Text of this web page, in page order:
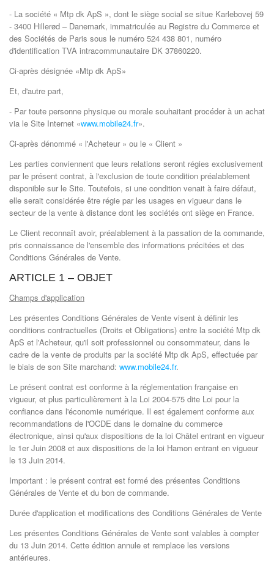
- La société « Mtp dk ApS », dont le siège social se situe Karlebovej 59
- 3400 Hillerød – Danemark, immatriculée au Registre du Commerce et
des Sociétés de Paris sous le numéro 524 438 801, numéro
d'identification TVA intracommunautaire DK 37860220.
Ci-après désignée «Mtp dk ApS»
Et, d'autre part,
- Par toute personne physique ou morale souhaitant procéder à un achat
via le Site Internet «www.mobile24.fr».
Ci-après dénommé « l'Acheteur » ou le « Client »
Les parties conviennent que leurs relations seront régies exclusivement
par le présent contrat, à l'exclusion de toute condition préalablement
disponible sur le Site. Toutefois, si une condition venait à faire défaut,
elle serait considérée être régie par les usages en vigueur dans le
secteur de la vente à distance dont les sociétés ont siège en France.
Le Client reconnaît avoir, préalablement à la passation de la commande,
pris connaissance de l'ensemble des informations précitées et des
Conditions Générales de Vente.
ARTICLE 1 – OBJET
Champs d'application
Les présentes Conditions Générales de Vente visent à définir les
conditions contractuelles (Droits et Obligations) entre la société Mtp dk
ApS et l'Acheteur, qu'il soit professionnel ou consommateur, dans le
cadre de la vente de produits par la société Mtp dk ApS, effectuée par
le biais de son Site marchand: www.mobile24.fr.
Le présent contrat est conforme à la réglementation française en
vigueur, et plus particulièrement à la Loi 2004-575 dite Loi pour la
confiance dans l'économie numérique. Il est également conforme aux
recommandations de l'OCDE dans le domaine du commerce
électronique, ainsi qu'aux dispositions de la loi Châtel entrant en vigueur
le 1er Juin 2008 et aux dispositions de la loi Hamon entrant en vigueur
le 13 Juin 2014.
Important : le présent contrat est formé des présentes Conditions
Générales de Vente et du bon de commande.
Durée d'application et modifications des Conditions Générales de Vente
Les présentes Conditions Générales de Vente sont valables à compter
du 13 Juin 2014. Cette édition annule et remplace les versions
antérieures.